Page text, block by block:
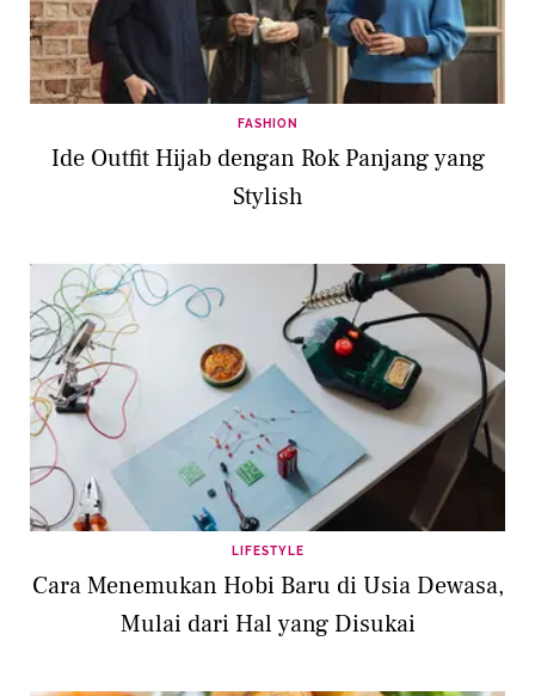
FASHION
Ide Outfit Hijab dengan Rok Panjang yang
Stylish
LIFESTYLE
Cara Menemukan Hobi Baru di Usia Dewasa,
Mulai dari Hal yang Disukai